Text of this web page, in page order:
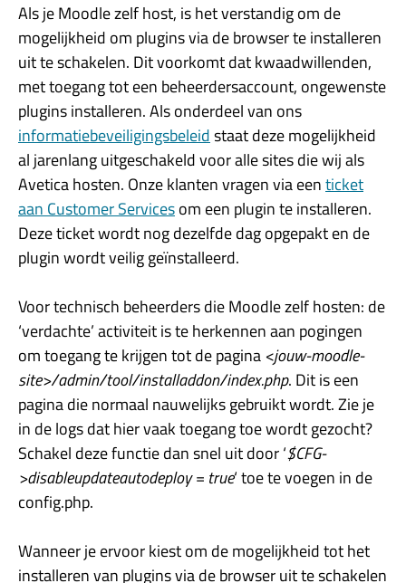
Als je Moodle zelf host, is het verstandig om de
mogelijkheid om plugins via de browser te installeren
uit te schakelen. Dit voorkomt dat kwaadwillenden,
met toegang tot een beheerdersaccount, ongewenste
plugins installeren. Als onderdeel van ons
informatiebeveiligingsbeleidstaat deze mogelijkheid
al jarenlang uitgeschakeld voor alle sites die wij als
Avetica hosten. Onze klanten vragen via eenticket
aan Customer Servicesom een plugin te installeren.
Deze ticket wordt nog dezelfde dag opgepakt en de
plugin wordt veilig geïnstalleerd.
Voor technisch beheerders die Moodle zelf hosten: de
‘verdachte’ activiteit is te herkennen aan pogingen
om toegang te krijgen tot de pagina<jouw-moodle-
site>/admin/tool/installaddon/index.php. Dit is een
pagina die normaal nauwelijks gebruikt wordt. Zie je
in de logs dat hier vaak toegang toe wordt gezocht?
Schakel deze functie dan snel uit door ‘$CFG-
>disableupdateautodeploy = true‘ toe te voegen in de
config.php.
Wanneer je ervoor kiest om de mogelijkheid tot het
installeren van plugins via de browser uit te schakelen